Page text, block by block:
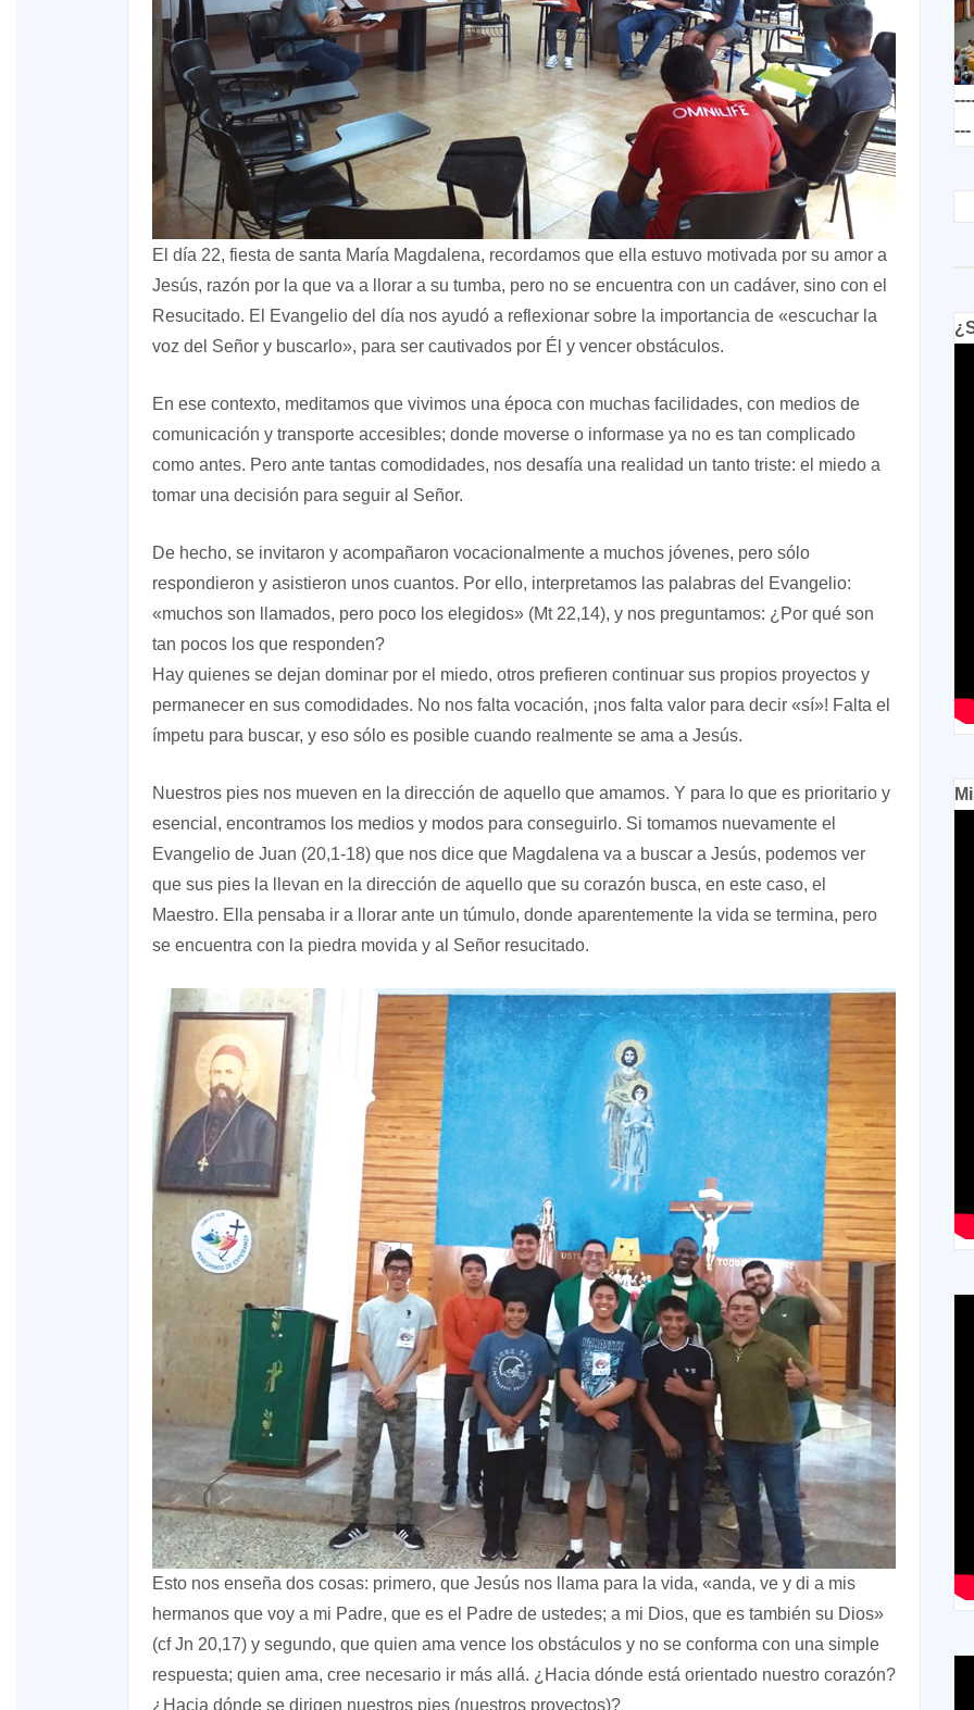
El día 22, fiesta de santa María Magdalena, recordamos que ella estuvo motivada por su amor a
Jesús, razón por la que va a llorar a su tumba, pero no se encuentra con un cadáver, sino con el
Resucitado. El Evangelio del día nos ayudó a reflexionar sobre la importancia de «escuchar la
voz del Señor y buscarlo», para ser cautivados por Él y vencer obstáculos.
En ese contexto, meditamos que vivimos una época con muchas facilidades, con medios de
comunicación y transporte accesibles; donde moverse o informase ya no es tan complicado
como antes. Pero ante tantas comodidades, nos desafía una realidad un tanto triste: el miedo a
tomar una decisión para seguir al Señor.
De hecho, se invitaron y acompañaron vocacionalmente a muchos jóvenes, pero sólo
respondieron y asistieron unos cuantos. Por ello, interpretamos las palabras del Evangelio:
«muchos son llamados, pero poco los elegidos» (Mt 22,14), y nos preguntamos: ¿Por qué son
tan pocos los que responden?
Hay quienes se dejan dominar por el miedo, otros prefieren continuar sus propios proyectos y
permanecer en sus comodidades. No nos falta vocación, ¡nos falta valor para decir «sí»! Falta el
ímpetu para buscar, y eso sólo es posible cuando realmente se ama a Jesús.
Nuestros pies nos mueven en la dirección de aquello que amamos. Y para lo que es prioritario y
esencial, encontramos los medios y modos para conseguirlo. Si tomamos nuevamente el
Evangelio de Juan (20,1-18) que nos dice que Magdalena va a buscar a Jesús, podemos ver
que sus pies la llevan en la dirección de aquello que su corazón busca, en este caso, el
Maestro. Ella pensaba ir a llorar ante un túmulo, donde aparentemente la vida se termina, pero
se encuentra con la piedra movida y al Señor resucitado.
Esto nos enseña dos cosas: primero, que Jesús nos llama para la vida, «anda, ve y di a mis
hermanos que voy a mi Padre, que es el Padre de ustedes; a mi Dios, que es también su Dios»
(cf Jn 20,17) y segundo, que quien ama vence los obstáculos y no se conforma con una simple
respuesta; quien ama, cree necesario ir más allá. ¿Hacia dónde está orientado nuestro corazón?
¿Hacia dónde se dirigen nuestros pies (nuestros proyectos)?
---